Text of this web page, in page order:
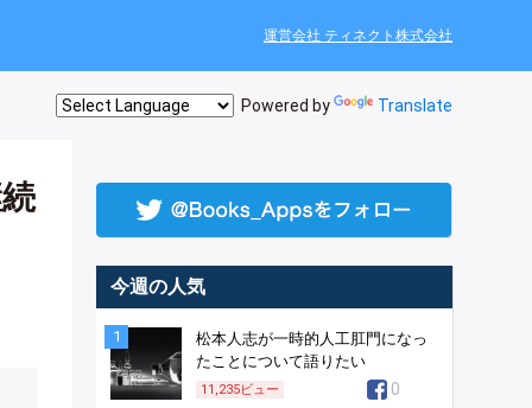
運営会社 ティネクト株式会社
Powered by Translate
今週の人気
1
松本人志が一時的人工肛門になっ
たことについて語りたい
11,235ビュー 0